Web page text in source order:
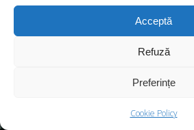
Acceptă
Refuză
Preferințe
Cookie Policy
Toate drepturile rezervate